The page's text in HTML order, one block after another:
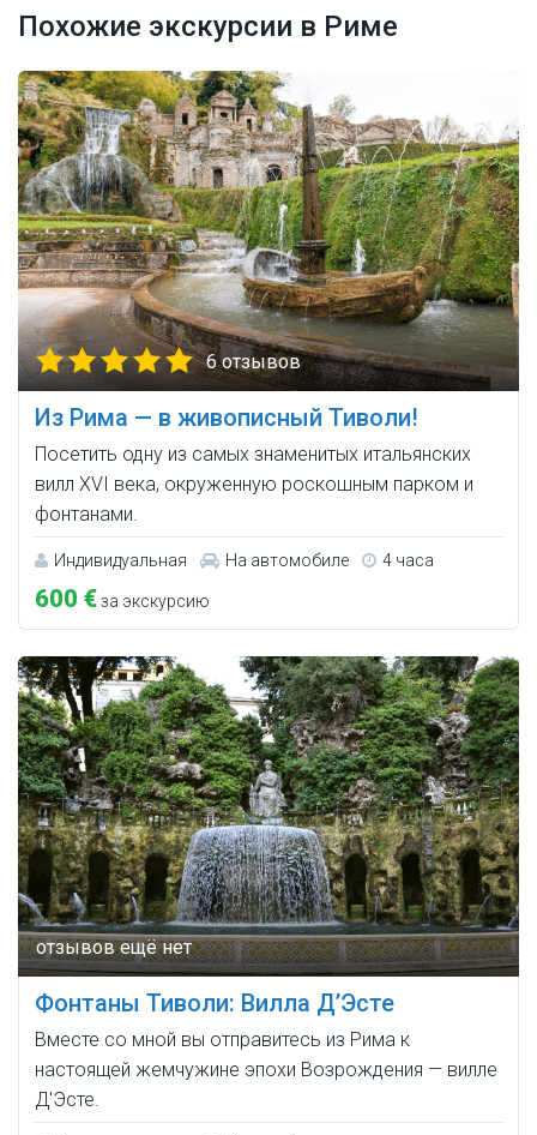
Похожие экскурсии в Риме
6 отзывов
Из Рима — в живописный Тиволи!
Посетить одну из самых знаменитых итальянских
вилл XVI века, окруженную роскошным парком и
фонтанами.
Индивидуальная На автомобиле 4 часа
600 €за экскурсию
Фонтаны Тиволи: Вилла Д’Эсте
Вместе со мной вы отправитесь из Рима к
настоящей жемчужине эпохи Возрождения — вилле
Д'Эсте.